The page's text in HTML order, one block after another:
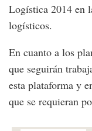
Logística 2014 en
logísticos.
En cuanto a los
que seguirán
esta plataforma y
que se requieran